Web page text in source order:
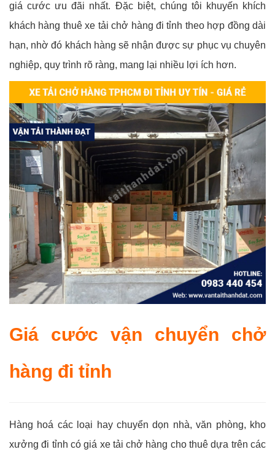
giá cước ưu đãi nhất. Đặc biệt, chúng tôi khuyến khích
khách hàng thuê xe tải chở hàng đi tỉnh theo hợp đồng dài
hạn, nhờ đó khách hàng sẽ nhận được sự phục vụ chuyên
nghiệp, quy trình rõ ràng, mang lại nhiều lợi ích hơn.
Giá cước vận chuyển chở
hàng đi tỉnh
Hàng hoá các loại hay chuyển dọn nhà, văn phòng, kho
xưởng đi tỉnh có giá xe tải chở hàng cho thuê dựa trên các